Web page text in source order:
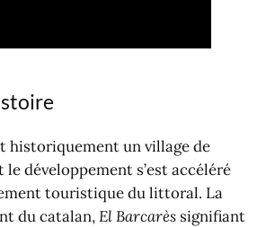
historiquement un village de
le développement s’est accéléré
touristique du littoral. La
du catalan,El Barcarès signifiant